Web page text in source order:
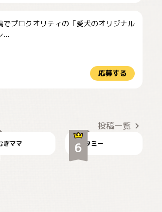
でプロクオリティの「愛犬のオリジナル
...
応募する
投稿一覧
むぎママ タミー